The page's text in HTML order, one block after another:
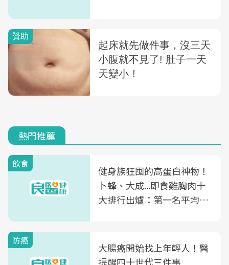
熱門推薦
飲食
健身族狂囤的高蛋白神物！
卜蜂、大成...即食雞胸肉十
大排行出爐：第一名平均一
防癌
大腸癌開始找上年輕人！醫
提醒四十世代三件事